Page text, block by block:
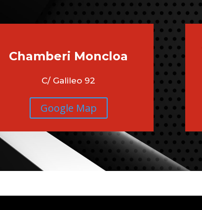
Chamberi Moncloa
C/ Galileo 92
Google Map